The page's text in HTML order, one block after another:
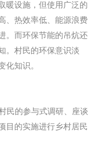
暖设施，但使用广泛的
、热效率低、能源浪费
。而环保节能的吊炕还
。村民的环保意识淡
化知识。
民的参与式调研、座谈
目的实施进行乡村居民